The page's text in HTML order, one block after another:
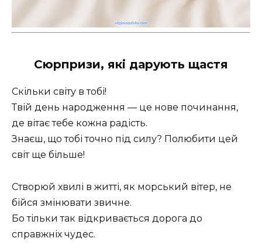
Сюрпризи, які дарують щастя
Скільки світу в тобі!
Твій день народження — це нове починання,
де вітає тебе кожна радість.
Знаєш, що тобі точно під силу? Полюбити цей
світ ще більше!
Створюй хвилі в житті, як морський вітер, не
бійся змінювати звичне.
Бо тільки так відкривається дорога до
справжніх чудес.